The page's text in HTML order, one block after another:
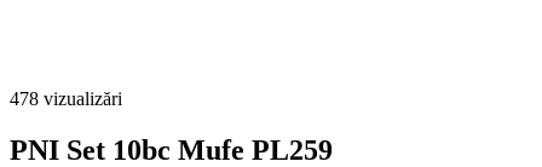
478 vizualizări
PNI Set 10bc Mufe PL259